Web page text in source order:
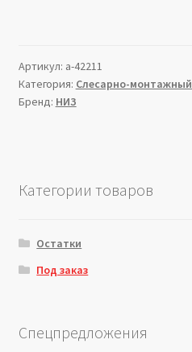
Артикул: a-42211
Категория: Слесарно-
Бренд: НИЗ
Категории товаров
Остатки
Под заказ
Спецпредложения